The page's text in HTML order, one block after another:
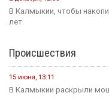
В Калмыкии, чтобы
лет.
Происшествия
15 июня, 13:11
В Калмыкии раскрыли